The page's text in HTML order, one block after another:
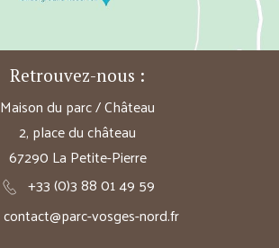
Retrouvez-nous :
Maison du parc / Château
2, place du château
67290 La Petite-Pierre
+33 (0)3 88 01 49 59
contact@parc-vosges-nord.fr